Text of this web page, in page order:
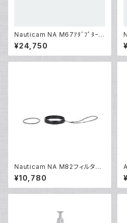
Nauticam NA M67ｱﾀﾞﾌﾟﾀｰﾘ
ﾝｸﾞWWL[部品]
¥24,750
[
Nauticam NA M82フィルター
アダプター [21807]
¥10,780